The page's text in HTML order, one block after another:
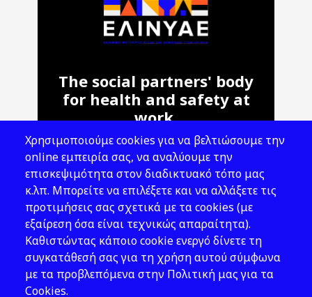
The social partners' body
for health and safety at
work.
Address: 143 Liosion & 6 Thirsiou, 104
45, Athens
T: 210 82 00 100
e: info@elinyae.gr
Follow Us
Χρησιμοποιούμε cookies για να βελτιώσουμε την
online εμπειρία σας, να αναλύουμε την
επισκεψιμότητα στον διαδικτυακό τόπο μας
κ.λπ. Μπορείτε να επιλέξετε και να αλλάξετε τις
προτιμήσεις σας σχετικά με τα cookies (με
εξαίρεση όσα είναι τεχνικώς απαραίτητα).
Καθιστώντας κάποιο cookie ενεργό δίνετε τη
συγκατάθεσή σας για τη χρήση αυτού σύμφωνα
με τα προβλεπόμενα στην Πολιτική μας για τα
Cookies.